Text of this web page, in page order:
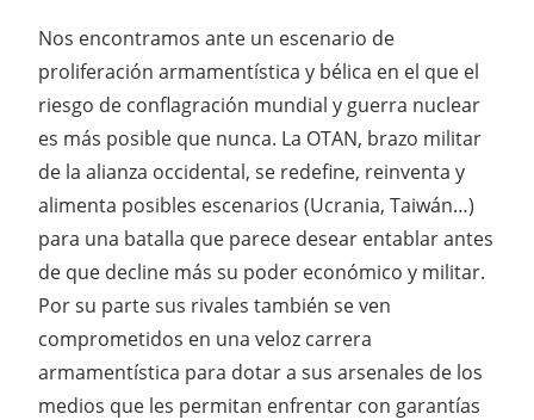
Nos encontramos ante un escenario de
proliferación armamentística y bélica en el que el
riesgo de conflagración mundial y guerra nuclear
es más posible que nunca. La OTAN, brazo militar
de la alianza occidental, se redefine, reinventa y
alimenta posibles escenarios (Ucrania, Taiwán…)
para una batalla que parece desear entablar antes
de que decline más su poder económico y militar.
Por su parte sus rivales también se ven
comprometidos en una veloz carrera
armamentística para dotar a sus arsenales de los
medios que les permitan enfrentar con garantías